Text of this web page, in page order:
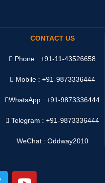
CONTACT US
Phone : +91-11-43526658
Mobile : +91-9873336444
WhatsApp :+91-9873336444
Telegram : +91-9873336444
WeChat : Oddway2010